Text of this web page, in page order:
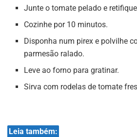
Junte o tomate pelado e
Cozinhe por 10 minutos.
Disponha num pirex e polvilhe
parmesão ralado.
Leve ao forno para gratinar.
Sirva com rodelas de tomate
Leia também: